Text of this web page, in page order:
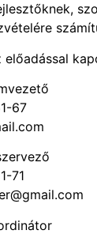
67
71